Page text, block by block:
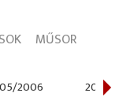
MŰSOR
2006